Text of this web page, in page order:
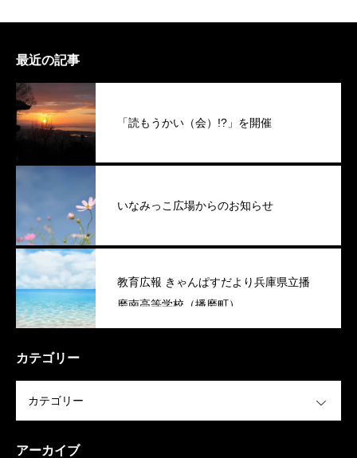
最近の記事
「読もうかい（会）!?」を開催
いなみっこ広場からのお知らせ
教育広報 きゃんぱすだより兵庫県立播
磨南高等学校（播磨町）
カテゴリー
アーカイブ